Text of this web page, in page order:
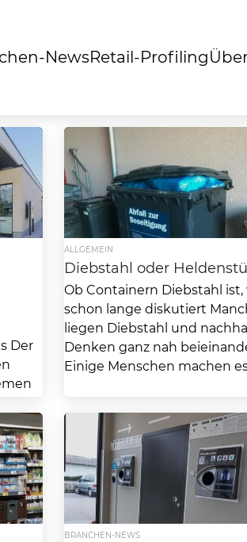
NewsRetail-Profiling
Der
ALLGEMEIN
Diebstahl oder
Ob Containern Diebstahl ist,
schon lange diskutiert
liegen Diebstahl und
Denken ganz nah
Einige Menschen machen es
BRANCHEN-NEWS